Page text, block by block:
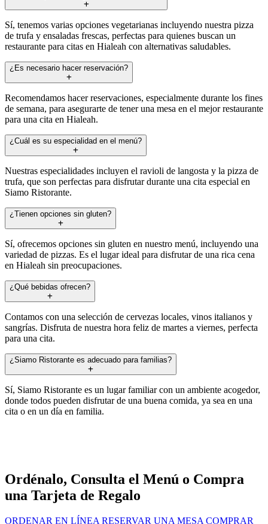
Sí, tenemos varias opciones vegetarianas incluyendo nuestra pizza
de trufa y ensaladas frescas, perfectas para quienes buscan un
restaurante para citas en Hialeah con alternativas saludables.
¿Es necesario hacer reservación?
Recomendamos hacer reservaciones, especialmente durante los fines
de semana, para asegurarte de tener una mesa en el mejor restaurante
para una cita en Hialeah.
¿Cuál es su especialidad en el menú?
Nuestras especialidades incluyen el ravioli de langosta y la pizza de
trufa, que son perfectas para disfrutar durante una cita especial en
Siamo Ristorante.
¿Tienen opciones sin gluten?
Sí, ofrecemos opciones sin gluten en nuestro menú, incluyendo una
variedad de pizzas. Es el lugar ideal para disfrutar de una rica cena
en Hialeah sin preocupaciones.
¿Qué bebidas ofrecen?
Contamos con una selección de cervezas locales, vinos italianos y
sangrías. Disfruta de nuestra hora feliz de martes a viernes, perfecta
para una cita.
¿Siamo Ristorante es adecuado para familias?
Sí, Siamo Ristorante es un lugar familiar con un ambiente acogedor,
donde todos pueden disfrutar de una buena comida, ya sea en una
cita o en un día en familia.
Ordénalo, Consulta el Menú o Compra
una Tarjeta de Regalo
ORDENAR EN LÍNEA RESERVAR UNA MESA COMPRAR